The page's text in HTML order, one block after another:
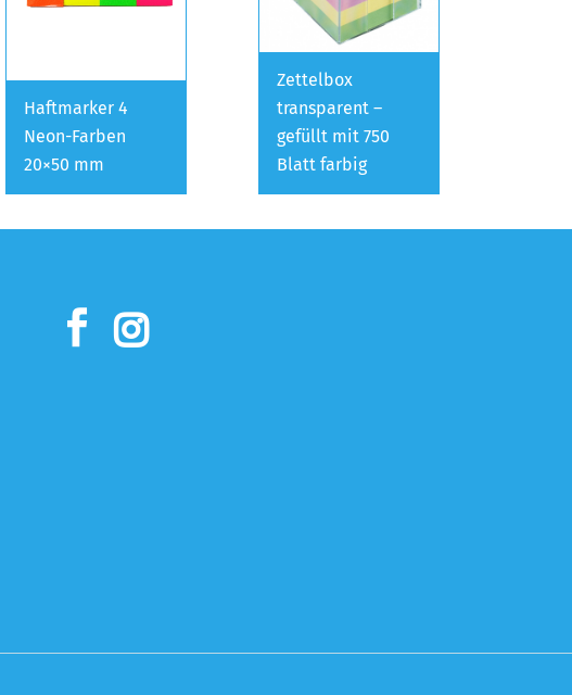
Haftmarker 4
Neon-Farben
20×50 mm
Zettelbox
transparent –
gefüllt mit 750
Blatt farbig